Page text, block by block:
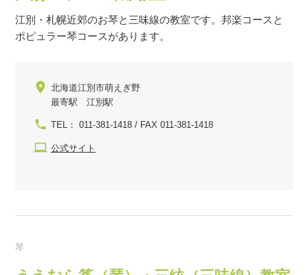
江別・札幌近郊のお琴と三味線の教室です。邦楽コースと
ポピュラー琴コースがあります。
北海道江別市萌えぎ野
最寄駅 江別駅
TEL： 011-381-1418 / FAX 011-381-1418
公式サイト
琴